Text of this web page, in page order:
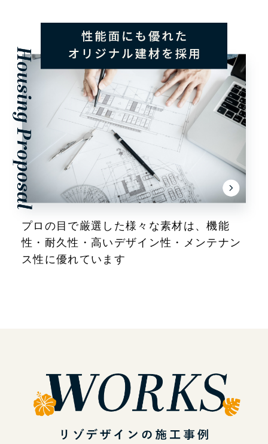
プロの目で厳選した様々な素材は、機能
性・耐久性・高いデザイン性・メンテナン
ス性に優れています